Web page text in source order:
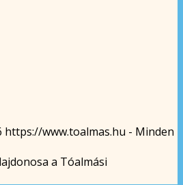
www.toalmas.hu - Minden
a Tóalmási